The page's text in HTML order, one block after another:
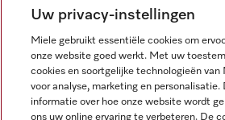
Miele op Instagram
Miele op Facebook
Miele op Youtube
Uw privacy-instellingen
Miele gebruikt essentiële cookies om
onze website goed werkt. Met uw
cookies en soortgelijke technologieën van
voor analyse, marketing en personalisatie.
informatie over hoe onze website wordt
ons uw online ervaring te verbeteren. De